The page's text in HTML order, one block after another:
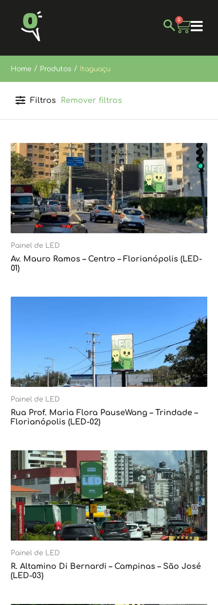
0
Home / Produtos / Itaguaçu
Filtros Remover filtros
Painel de LED
Av. Mauro Ramos – Centro – Florianópolis (LED-
01)
Painel de LED
Rua Prof. Maria Flora PauseWang – Trindade –
Florianópolis (LED-02)
Painel de LED
R. Altamino Di Bernardi – Campinas – São José
(LED-03)